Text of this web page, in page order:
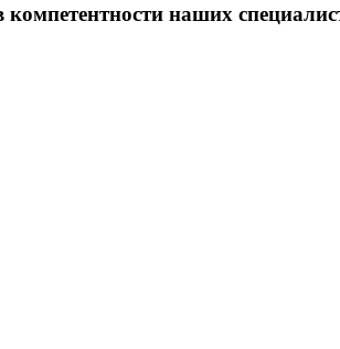
наших